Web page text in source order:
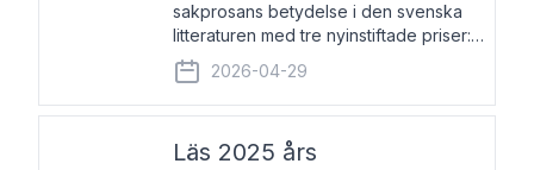
sakprosans betydelse i den svenska
litteraturen med tre nyinstiftade priser:
Svenska Akademiens pris till
framstående författare av svensk
sakprosa som i år går till Magnus
2026-04-29
Läs 2025 års